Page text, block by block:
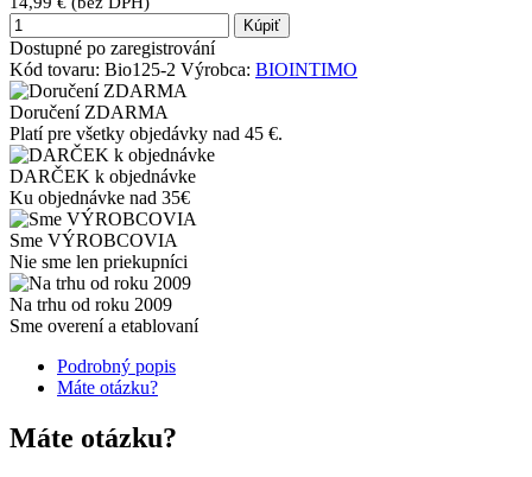
Kúpiť
Dostupné po zaregistrování
Kód tovaru: Bio125-2 Výrobca: BIOINTIMO
Doručení ZDARMA
Platí pre všetky objedávky nad 45 €.
DARČEK k objednávke
Ku objednávke nad 35€
Sme VÝROBCOVIA
Nie sme len priekupníci
Na trhu od roku 2009
Sme overení a etablovaní
Podrobný popis
Máte otázku?
Máte otázku?